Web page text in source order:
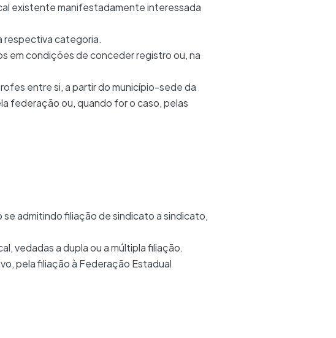
existente manifestadamente interessada
respectiva categoria.
em condições de conceder registro ou, na
entre si, a partir do município-sede da
federação ou, quando for o caso, pelas
admitindo filiação de sindicato a sindicato,
vedadas a dupla ou a múltipla filiação.
pela filiação à Federação Estadual